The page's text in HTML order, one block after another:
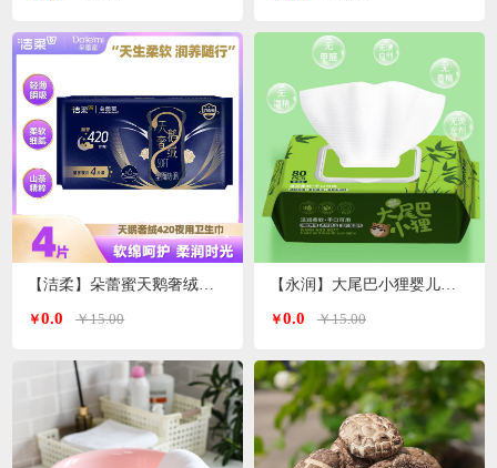
￥0.0 ￥15.00 ￥0.0 ￥15.00